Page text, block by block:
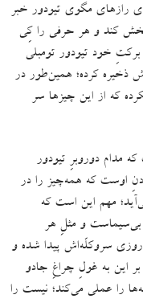
رازهای مگوی تیودور خبر
پخش کند و هر حرفی را کِی
برکتِ خود تیودور تومبلی
ذخیره کرده؛ همین‌طور در
که از این چیزها سر
مدام دوروبرِ تیودور
اوست که همه‌چیز را در
مهم این است که
و مثلِ هر
سروکلّه‌اش پیدا شده و
بر این به غولِ چراغِ جادو
را عملی می‌کند؛ نیست را